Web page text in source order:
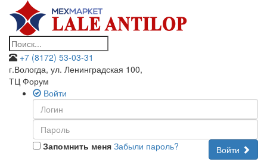
+7 (8172) 53-03-31
г.Вологда, ул. Ленинградская 100,
ТЦ Форум
Войти
Запомнить меня Войти
Забыли пароль?